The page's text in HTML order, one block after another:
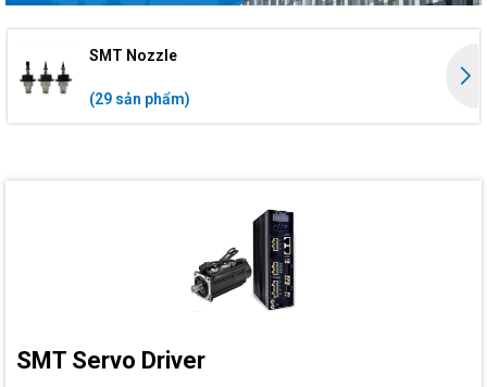
SMT Nozzle
(29 sản phẩm)
SMT Servo Driver